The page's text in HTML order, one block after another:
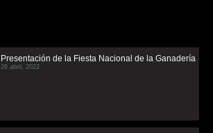
Presentación de la Fiesta Nacional de la Ganadería
26 abril, 2022